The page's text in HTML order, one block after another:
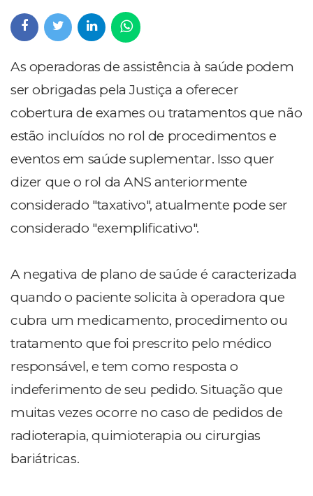
As operadoras de assistência à saúde podem
ser obrigadas pela Justiça a oferecer
cobertura de exames ou tratamentos que não
estão incluídos no rol de procedimentos e
eventos em saúde suplementar. Isso quer
dizer que o rol da ANS anteriormente
considerado "taxativo", atualmente pode ser
considerado "exemplificativo".
A negativa de plano de saúde é caracterizada
quando o paciente solicita à operadora que
cubra um medicamento, procedimento ou
tratamento que foi prescrito pelo médico
responsável, e tem como resposta o
indeferimento de seu pedido. Situação que
muitas vezes ocorre no caso de pedidos de
radioterapia, quimioterapia ou cirurgias
bariátricas.